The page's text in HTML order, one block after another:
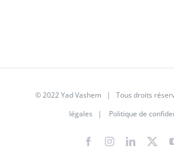
© 2022 Yad Vashem | Tous droits
légales | Politique de
FacebookInstagramLinkedIn
X